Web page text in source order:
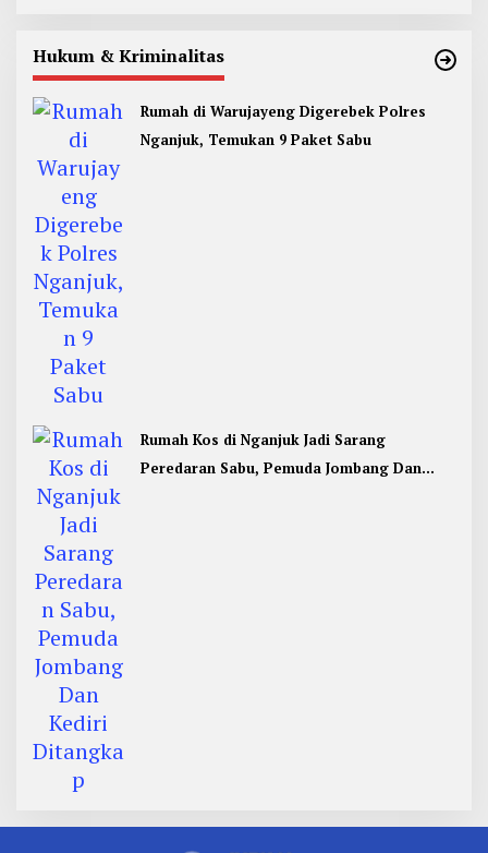
Hukum & Kriminalitas
Rumah di Warujayeng Digerebek Polres
Nganjuk, Temukan 9 Paket Sabu
Rumah Kos di Nganjuk Jadi Sarang
Peredaran Sabu, Pemuda Jombang Dan